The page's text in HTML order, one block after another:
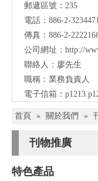
郵遞區號：235
電話：886-2-
傳真：886-2-
公司網址： http://
聯絡人：廖先生
職稱：業務負責人
電子信箱：
首頁 » 關於我們 »
刊物推廣
特色產品